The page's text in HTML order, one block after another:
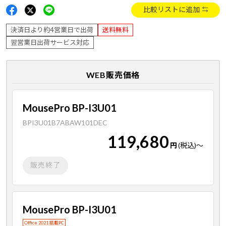
比較リストに追加
決済日より約4営業日で出荷
送料無料
翌営業日出荷サービス対応
WEB販売価格
MousePro BP-I3U01
BPI3U01B7ABAW101DEC
119,680 円(税込)～
販売終了
MousePro BP-I3U01
Office 2021 搭載PC